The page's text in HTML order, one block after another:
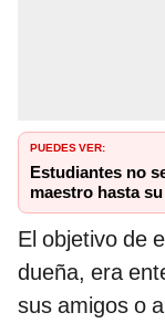
PUEDES VER:
Estudiantes no
maestro hasta
El objetivo de
dueña, era
sus amigos o